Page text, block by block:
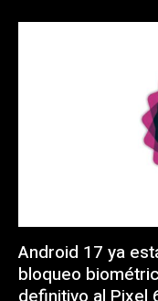
Android 17 ya
bloqueo